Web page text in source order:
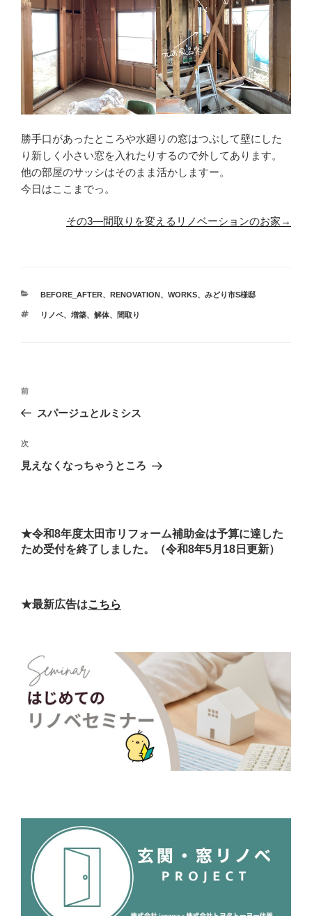
勝手口があったところや水廻りの窓はつぶして壁にした
り新しく小さい窓を入れたりするので外してあります。
他の部屋のサッシはそのまま活かしますー。
今日はここまでっ。
その3―間取りを変えるリノベーションのお家→
カ
ゴ
BEFORE_AFTER、 RENOVATION、 WORKS、 みどり市S様邸
タ
リノベ、 増築、 解体、 間取り
投
ナ
ビ
ゲ
ン
前
の
稿
前
スパージュとルミシス
次
の
次
見えなくなっちゃうところ
★令和8年度太田市リフォーム補助金は予算に達した
ため受付を終了しました。（令和8年5月18日更新）
★最新広告はこちら